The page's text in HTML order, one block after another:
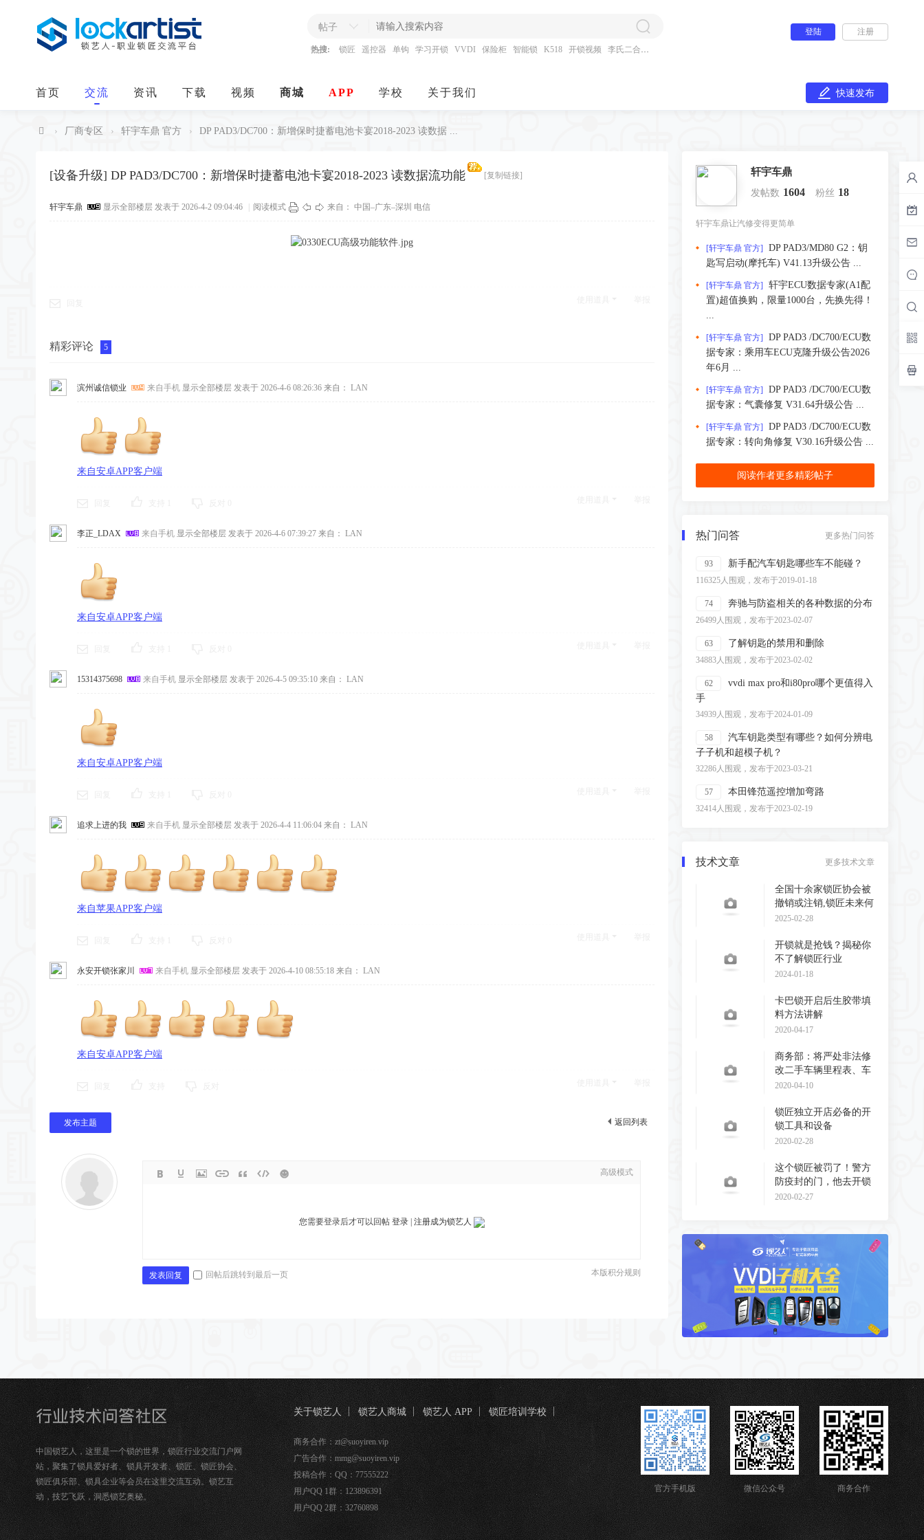
帖子
热搜: 锁匠 遥控器 单钩 学习开锁 VVDI 保险柜 智能锁 K518 开锁视频 李氏二合一
登陆 注册
首页 交流 资讯 下载 视频 商城 APP 学校 关于我们 快速发布
› 厂商专区 › 轩宇车鼎 官方 › DP PAD3/DC700：新增保时捷蓄电池卡宴2018-2023 读数据 ...
轩宇车鼎
发帖数 1604 粉丝 18
轩宇车鼎让汽修变得更简单
[轩宇车鼎 官方]
DP PAD3/MD80 G2：钥
匙写启动(摩托车) V41.13升级公告 ...
[轩宇车鼎 官方]
轩宇ECU数据专家(A1配
置)超值换购，限量1000台，先换先得！
...
[轩宇车鼎 官方]
DP PAD3 /DC700/ECU数
据专家：乘用车ECU克隆升级公告2026
年6月 ...
[轩宇车鼎 官方]
DP PAD3 /DC700/ECU数
据专家：气囊修复 V31.64升级公告 ...
[轩宇车鼎 官方]
DP PAD3 /DC700/ECU数
据专家：转向角修复 V30.16升级公告 ...
阅读作者更多精彩帖子
热门问答 更多热门问答
93 新手配汽车钥匙哪些车不能碰？
116325人围观，发布于2019-01-18
74 奔驰与防盗相关的各种数据的分布
26499人围观，发布于2023-02-07
63 了解钥匙的禁用和删除
34883人围观，发布于2023-02-02
62
vvdi max pro和i80pro哪个更值得入
手
34939人围观，发布于2024-01-09
58
汽车钥匙类型有哪些？如何分辨电
子子机和超模子机？
32286人围观，发布于2023-03-21
57 本田锋范遥控增加弯路
32414人围观，发布于2023-02-19
技术文章 更多技术文章
全国十余家锁匠协会被
撤销或注销,锁匠未来何
去何从?
2025-02-28
开锁就是抢钱？揭秘你
不了解锁匠行业
2024-01-18
卡巴锁开启后生胶带填
料方法讲解
2020-04-17
商务部：将严处非法修
改二手车辆里程表、车
辆识别代码和发动
2020-04-10
锁匠独立开店必备的开
锁工具和设备
2020-02-28
这个锁匠被罚了！警方
防疫封的门，他去开锁
了！
2020-02-27
[设备升级] DP PAD3/DC700：新增保时捷蓄电池卡宴2018-2023 读数据流功能 [复制链接]
轩宇车鼎 显示全部楼层 发表于 2026-4-2 09:04:46 阅读模式 来自： 中国–广东–深圳 电信
精彩评论 5
滨州诚信锁业 来自手机 显示全部楼层 发表于 2026-4-6 08:26:36 来自： LAN
来自安卓APP客户端
李正_LDAX 来自手机 显示全部楼层 发表于 2026-4-6 07:39:27 来自： LAN
来自安卓APP客户端
15314375698 来自手机 显示全部楼层 发表于 2026-4-5 09:35:10 来自： LAN
来自安卓APP客户端
追求上进的我 来自手机 显示全部楼层 发表于 2026-4-4 11:06:04 来自： LAN
来自苹果APP客户端
永安开锁张家川 来自手机 显示全部楼层 发表于 2026-4-10 08:55:18 来自： LAN
来自安卓APP客户端
发布主题 返回列表
高级模式
您需要登录后才可以回帖 登录| 注册成为锁艺人
本版积分规则
发表回复 回帖后跳转到最后一页
中国锁艺人，这里是一个锁的世界，锁匠行业交流门户网
站，聚集了锁具爱好者、锁具开发者、锁匠、锁匠协会、
锁匠俱乐部、锁具企业等会员在这里交流互动。锁艺互
动，技艺飞跃，洞悉锁艺奥秘。
关于锁艺人 锁艺人商城 锁艺人 APP
锁匠培训学校
锁匠宝
商务合作：zt@suoyiren.vip
广告合作：mmg@suoyiren.vip
投稿合作：QQ：77555222
用户QQ 1群：123896391
用户QQ 2群：32760898
官方手机版 微信公众号 商务合作